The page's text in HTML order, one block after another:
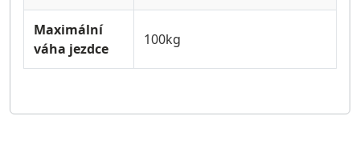
Maximální
váha jezdce
100kg